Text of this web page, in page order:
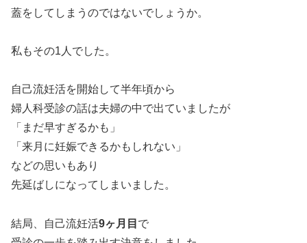
蓋をしてしまうのではないでしょうか。
私もその1人でした。
自己流妊活を開始して半年頃から
婦人科受診の話は夫婦の中で出ていましたが
「まだ早すぎるかも」
「来月に妊娠できるかもしれない」
などの思いもあり
先延ばしになってしまいました。
結局、自己流妊活9ヶ月目 で